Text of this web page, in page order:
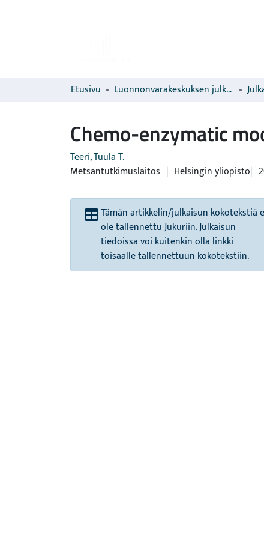
Etusivu Luonnonvarakeskuksen julkaisut
Chemo-enzymatic
Teeri, Tuula T.
Metsäntutkimuslaitos | Helsingin yliopisto
Tämän artikkelin/julkaisun kokotekstiä
ole tallennettu Jukuriin. Julkaisun
tiedoissa voi kuitenkin olla linkki
toisaalle tallennettuun kokotekstiin.